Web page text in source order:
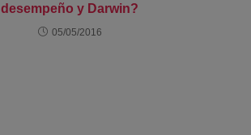
desempeño y Darwin?
05/05/2016